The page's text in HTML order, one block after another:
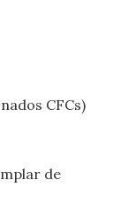
CFCs)
de